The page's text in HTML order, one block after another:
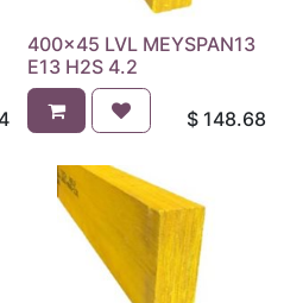
400x45 LVL MEYSPAN13
E13 H2S 4.2
$ 148.68